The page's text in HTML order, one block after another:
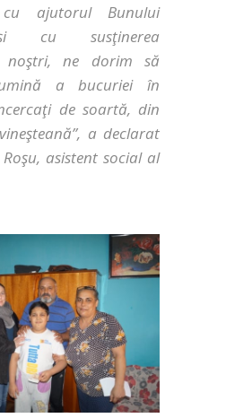
ajutorul Bunului
cu susţinerea
noştri, ne dorim să
a bucuriei în
de soartă, din
”, a declarat
asistent social al